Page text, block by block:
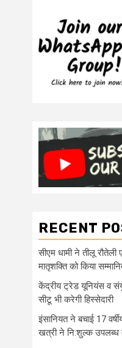
RECENT
सीएम धामी ने तीलू
मातृशक्ति को किया
केंद्रीय ट्रेड यूनियंस व
सीटू भी करेगी हिस्सेदारी
इंसानियत ने बचाई 17
खत्री ने नि:शुल्क उपलब्ध